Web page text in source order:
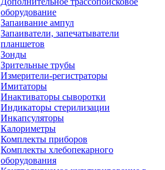
оборудование
Запаивание ампул
Запаиватели, запечатыватели
планшетов
Зонды
Зрительные трубы
Измерители-регистраторы
Имитаторы
Инактиваторы сыворотки
Индикаторы стерилизации
Инкапсуляторы
Калориметры
Комплекты приборов
Комплекты хлебопекарного
оборудования